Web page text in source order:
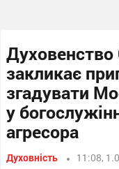
Духовенство
закликає
згадувати
у
агресора
Духовність 11:08,